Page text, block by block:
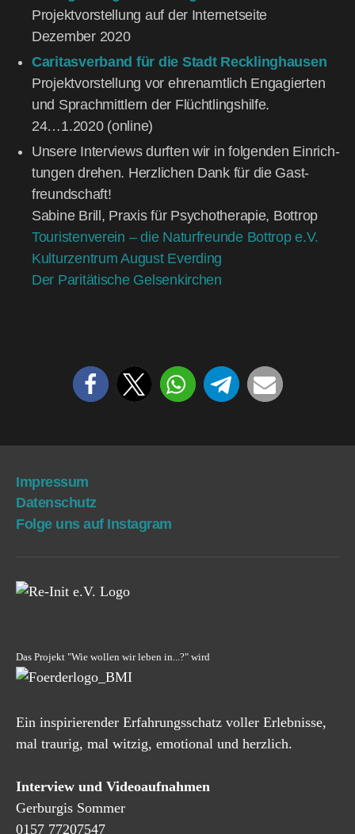
Pro­jekt­vor­stel­lung auf der Inter­net­sei­te
Dezem­ber 2020
Cari­tas­ver­band für die Stadt Reck­ling­hau­sen
Pro­jekt­vor­stel­lung vor ehren­amt­lich Enga­gier­ten
und Sprach­mitt­lern der Flücht­lings­hil­fe.
24…1.2020 (online)
Unse­re Inter­views durf­ten wir in fol­gen­den Ein­rich­
tun­gen dre­hen. Herz­li­chen Dank für die Gast­
freund­schaft!
Sabi­ne Brill, Pra­xis für Psy­cho­the­ra­pie, Bot­trop
Tou­ris­ten­ver­ein – die Natur­freun­de Bot­trop e.V.
Kul­tur­zen­trum August Ever­ding
Der Pari­tä­ti­sche Gelsenkirchen
Impres­sum
Daten­schutz
Fol­ge uns auf Instagram
Das Projekt "Wie wollen wir leben in...?" wird
Ein inspirierender Erfahrungsschatz voller Erlebnisse,
mal traurig, mal witzig, emotional und herzlich.
Interview und Videoaufnahmen
Gerburgis Sommer
0157 77207547